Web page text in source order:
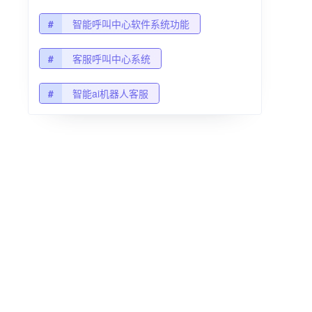
# 智能呼叫中心软件系统功能
# 客服呼叫中心系统
# 智能ai机器人客服